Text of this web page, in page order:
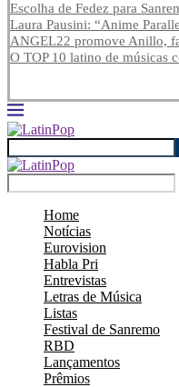
Escolha de Fedez para
Laura Pausini: “Anime
ANGEL22 promove Anillo,
O TOP 10 latino de músicas
Home
Notícias
Eurovision
Habla Pri
Entrevistas
Letras de Música
Listas
Festival de Sanremo
RBD
Lançamentos
Prêmios